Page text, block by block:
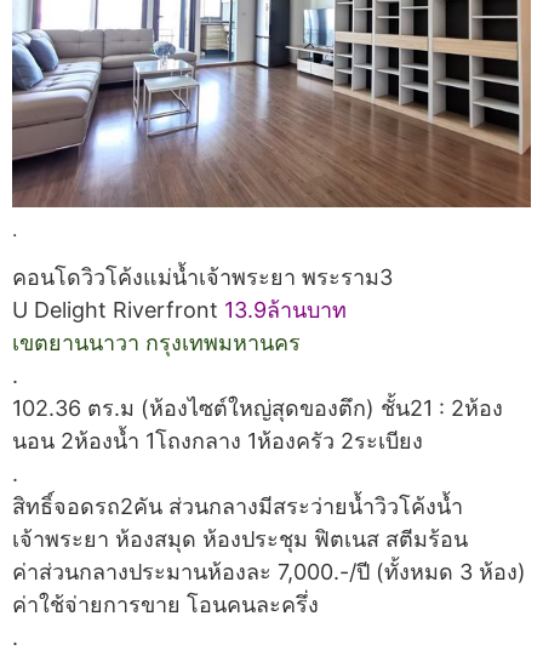
.
คอนโดวิวโค้งแม่น้ำเจ้าพระยา พระราม3
U Delight Riverfront 13.9ล้านบาท
เขตยานนาวา กรุงเทพมหานคร
.
102.36 ตร.ม (ห้องไซต์ใหญ่สุดของตึก) ชั้น21 : 2ห้อง
นอน 2ห้องน้ำ 1โถงกลาง 1ห้องครัว 2ระเบียง
.
สิทธิ์จอดรถ2คัน ส่วนกลางมีสระว่ายน้ำวิวโค้งน้ำ
เจ้าพระยา ห้องสมุด ห้องประชุม ฟิตเนส สตีมร้อน
ค่าส่วนกลางประมานห้องละ 7,000.-/ปี (ทั้งหมด 3 ห้อง)
ค่าใช้จ่ายการขาย โอนคนละครึ่ง
.